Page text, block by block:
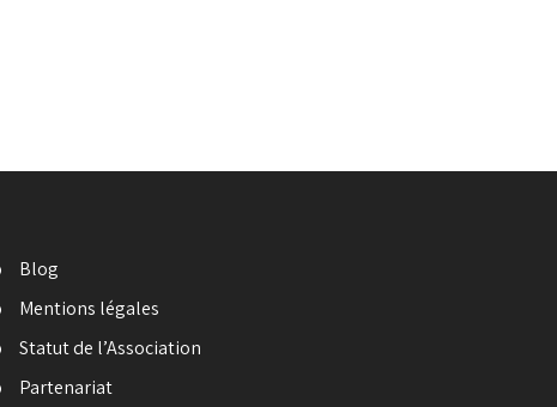
Blog
Mentions légales
Statut de l’Association
Partenariat